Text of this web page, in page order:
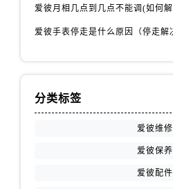
分类标签
爱彼维修
爱彼保养
爱彼配件